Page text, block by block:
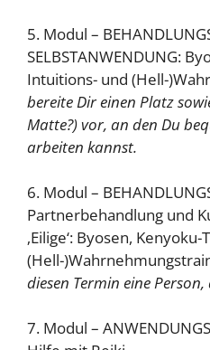
5. Modul –
SELBSTANWENDUNG:
Intuitions- und (Hell-
bereite Dir einen Platz
Matte?) vor, an den Du
arbeiten kannst.
6. Modul –
Partnerbehandlung und
‚Eilige‘: Byosen,
(Hell-
diesen Termin eine
7. Modul –